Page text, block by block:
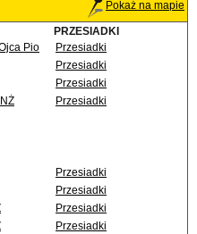
Pokaż na mapie
PRZESIADKI
Pio
Przesiadki
Przesiadki
Przesiadki
Przesiadki
Przesiadki
Przesiadki
Przesiadki
Przesiadki